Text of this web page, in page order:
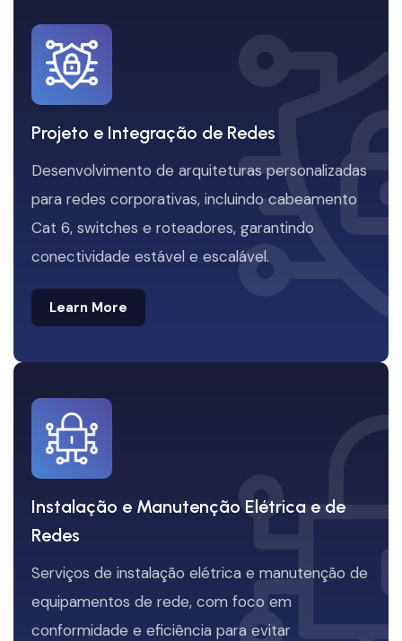
Projeto e Integração de Redes
Desenvolvimento de arquiteturas personalizadas
para redes corporativas, incluindo cabeamento
Cat 6, switches e roteadores, garantindo
conectividade estável e escalável.
Learn More
Learn More
Instalação e Manutenção Elétrica e de
Redes
Serviços de instalação elétrica e manutenção de
equipamentos de rede, com foco em
conformidade e eficiência para evitar